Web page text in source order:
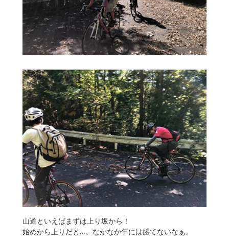
山道といえばまずは上り坂から！
始めから上りだと…。なかなか年には勝てないなぁ。